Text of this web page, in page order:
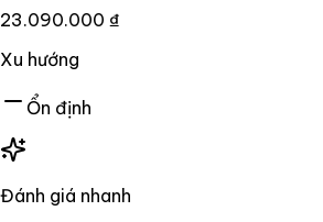
23.090.000 ₫
Xu hướng
Ổn định
Đánh giá nhanh